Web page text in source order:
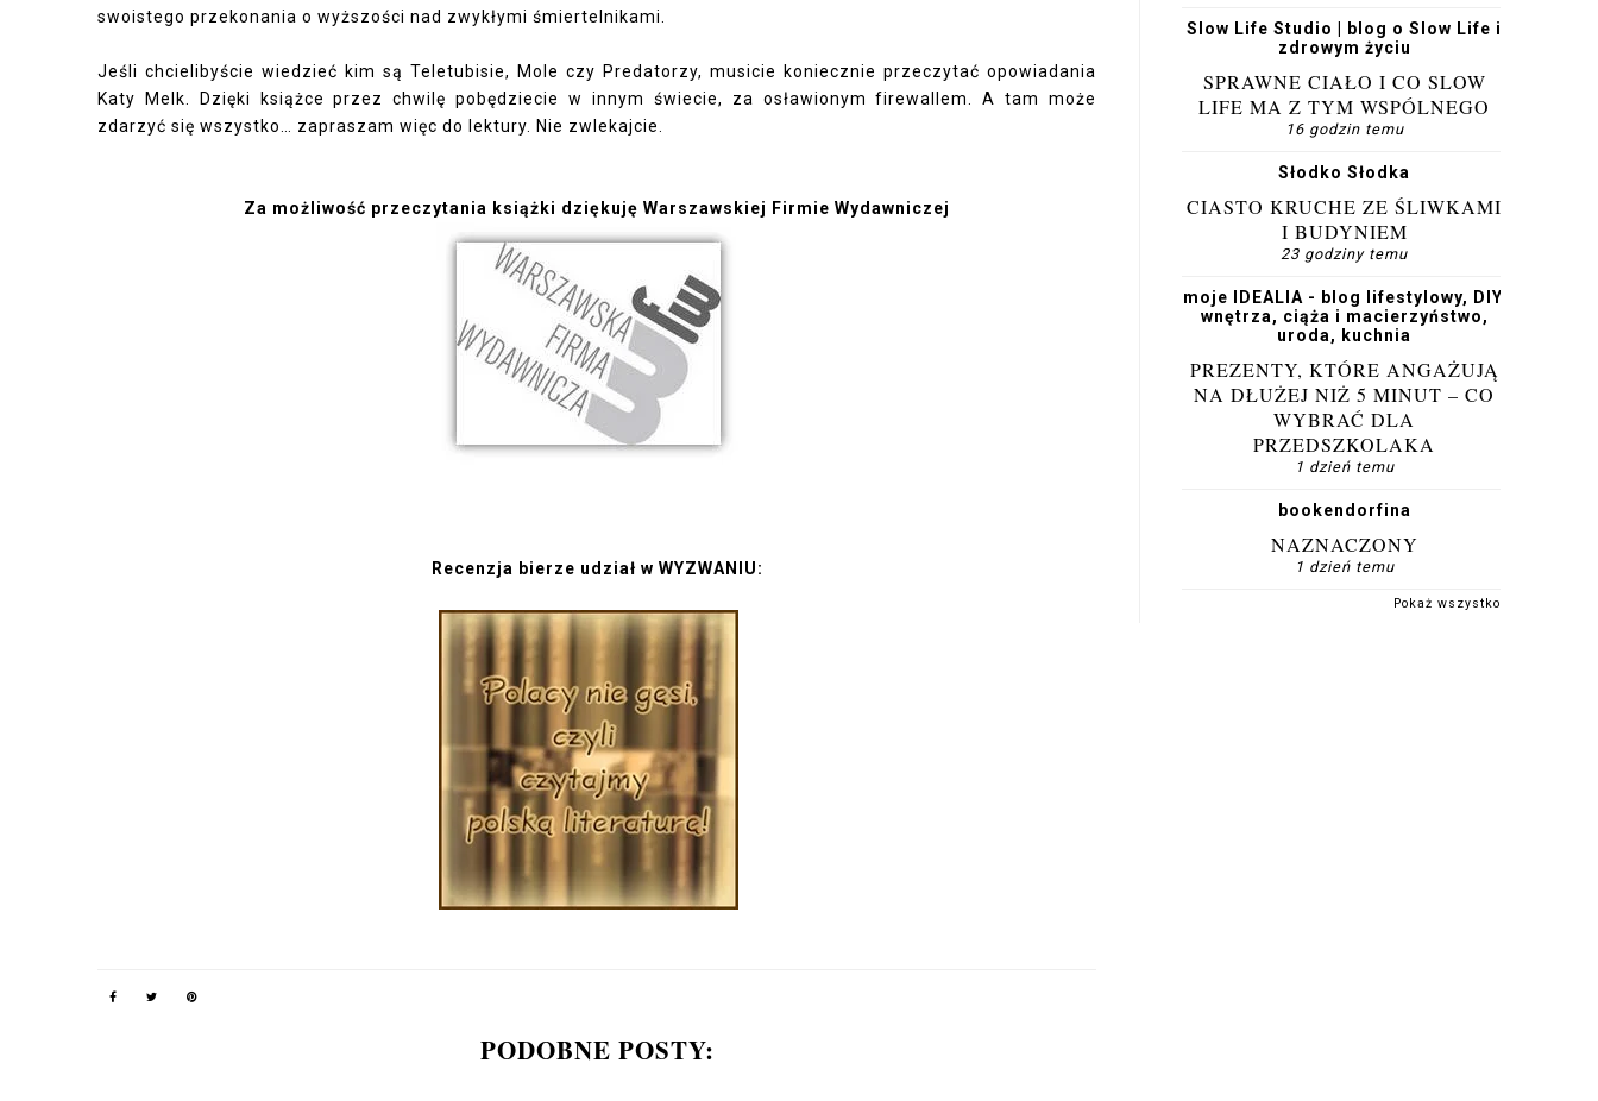
swoistego przekonania o wyższości nad zwykłymi śmiertelnikami.
Jeśli chcielibyście wiedzieć kim są Teletubisie, Mole czy Predatorzy, musicie koniecznie przeczytać opowiadania
Katy Melk. Dzięki książce przez chwilę pobędziecie w innym świecie, za osławionym firewallem. A tam może
zdarzyć się wszystko… zapraszam więc do lektury. Nie zwlekajcie.
Za możliwość przeczytania książki dziękuję Warszawskiej Firmie Wydawniczej
Recenzja bierze udział w WYZWANIU:
PODOBNE POSTY:
Slow Life Studio | blog o Slow Life i
zdrowym życiu
SPRAWNE CIAŁO I CO SLOW
LIFE MA Z TYM WSPÓLNEGO
16 godzin temu
Słodko Słodka
CIASTO KRUCHE ZE ŚLIWKAMI
I BUDYNIEM
23 godziny temu
moje IDEALIA - blog lifestylowy, DIY,
wnętrza, ciąża i macierzyństwo,
uroda, kuchnia
PREZENTY, KTÓRE ANGAŻUJĄ
NA DŁUŻEJ NIŻ 5 MINUT – CO
WYBRAĆ DLA
PRZEDSZKOLAKA
1 dzień temu
bookendorfina
NAZNACZONY
1 dzień temu
Pokaż wszystko